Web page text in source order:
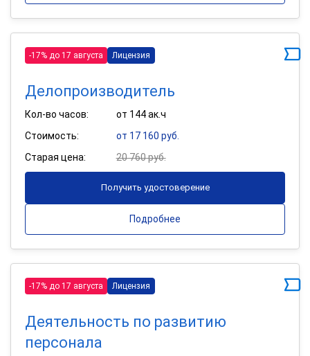
-17% до 17 августа Лицензия
Делопроизводитель
Кол-во часов:
от 144 ак.ч
Стоимость:
от 17 160 руб.
Старая цена:
20 760 руб.
Получить удостоверение
Подробнее
-17% до 17 августа Лицензия
Деятельность по развитию
персонала